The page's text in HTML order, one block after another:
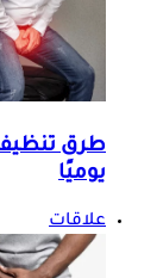
طرق تنظيف
يوميًا
علاقات